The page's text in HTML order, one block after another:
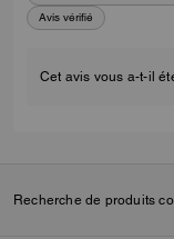
Avis vérifié
Cet avis vous a-t-il
Recherche de produits